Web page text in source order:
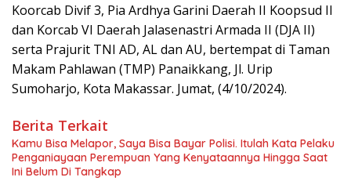
Koorcab Divif 3, Pia Ardhya Garini Daerah II Koopsud II
dan Korcab VI Daerah Jalasenastri Armada II (DJA II)
serta Prajurit TNI AD, AL dan AU, bertempat di Taman
Makam Pahlawan (TMP) Panaikkang, Jl. Urip
Sumoharjo, Kota Makassar. Jumat, (4/10/2024).
Berita Terkait
Kamu Bisa Melapor, Saya Bisa Bayar Polisi. Itulah Kata Pelaku
Penganiayaan Perempuan Yang Kenyataannya Hingga Saat
Ini Belum Di Tangkap